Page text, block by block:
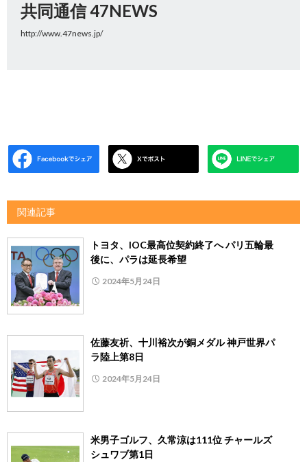
共同通信 47NEWS
http://www.47news.jp/
関連記事
トヨタ、IOC最高位契約終了へ パリ五輪最
後に、パラは延長希望
2024年5月24日
佐藤友祈、十川裕次が銅メダル 神戸世界パ
ラ陸上第8日
2024年5月24日
米男子ゴルフ、久常涼は111位 チャールズ
シュワブ第1日